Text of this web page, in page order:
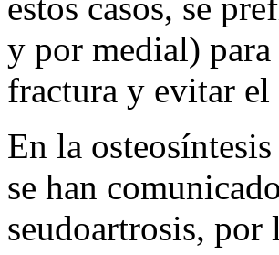
y por medial)
fractura y evitar
En la
se han
seudoartrosis, por